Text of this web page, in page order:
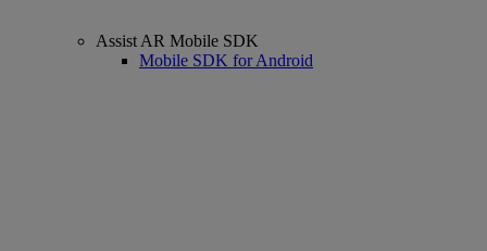
Assist AR Mobile SDK
Mobile SDK for Android